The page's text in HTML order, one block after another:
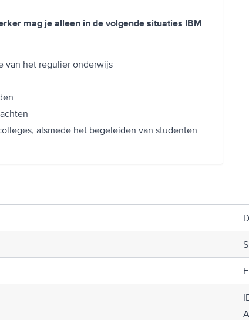
mag je alleen in de volgende situaties IBM
van het regulier onderwijs
alsmede het begeleiden van studenten